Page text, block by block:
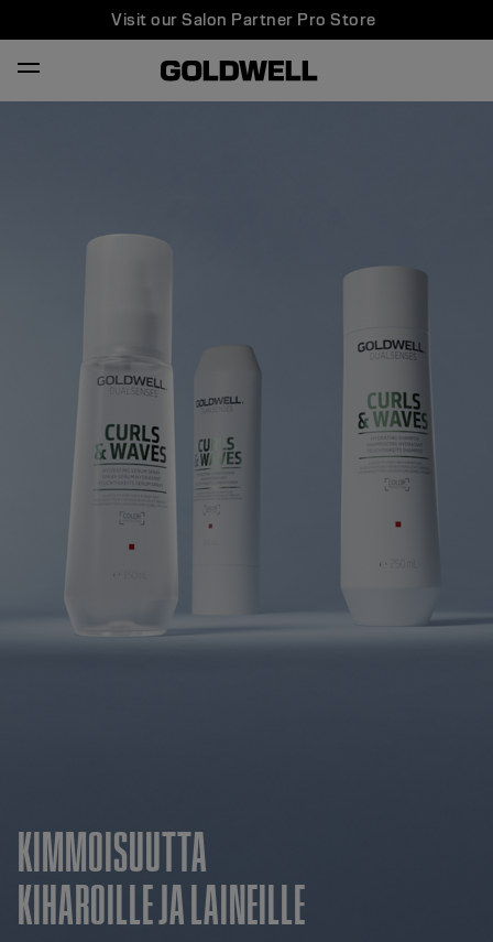
Visit our Salon Partner Pro Store
KIMMOISUUTTA
KIHAROILLE JA LAINEILLE